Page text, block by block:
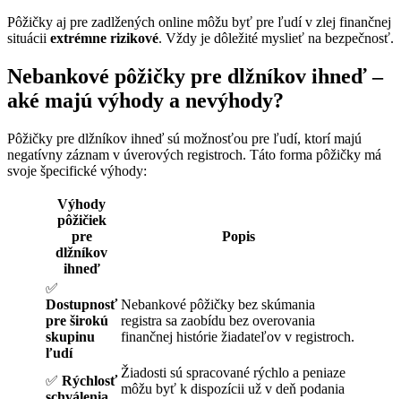
Pôžičky aj pre zadlžených online môžu byť pre ľudí v zlej finančnej
situácii extrémne rizikové. Vždy je dôležité myslieť na bezpečnosť.
Nebankové pôžičky pre dlžníkov ihneď –
aké majú výhody a nevýhody?
Pôžičky pre dlžníkov ihneď sú možnosťou pre ľudí, ktorí majú
negatívny záznam v úverových registroch. Táto forma pôžičky má
svoje špecifické výhody:
Výhody
pôžičiek
pre
dlžníkov
ihneď
Popis
✅
Dostupnosť
pre širokú
skupinu
ľudí
Nebankové pôžičky bez skúmania
registra sa zaobídu bez overovania
finančnej histórie žiadateľov v registroch.
✅ Rýchlosť
Žiadosti sú spracované rýchlo a peniaze
môžu byť k dispozícii už v deň podania